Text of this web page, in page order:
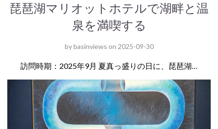
琵琶湖マリオットホテルで湖畔と温
泉を満喫する
bybasinviews on 2025-09-30
訪問時期：2025年9月 夏真っ盛りの日に、琵琶湖…